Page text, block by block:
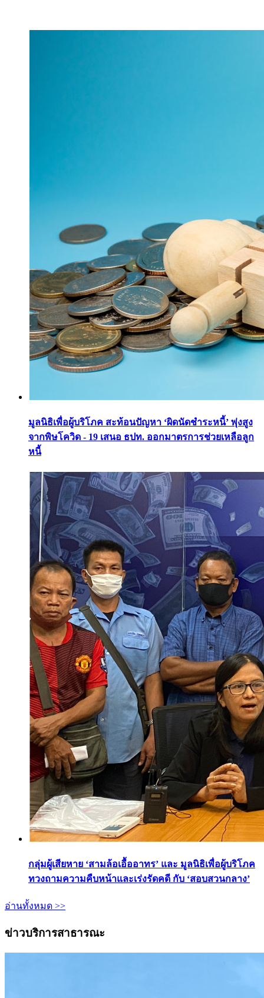
มูลนิธิเพื่อผู้บริโภค สะท้อนปัญหา ‘ผิดนัดชำระหนี้’ พุ่งสูง
จากพิษโควิด - 19 เสนอ ธปท. ออกมาตรการช่วยเหลือลูก
หนี้
กลุ่มผู้เสียหาย ‘สามล้อเอื้ออาทร’ และ มูลนิธิเพื่อผู้บริโภค
ทวงถามความคืบหน้าและเร่งรัดคดี กับ ‘สอบสวนกลาง’
อ่านทั้งหมด >>
ข่าวบริการสาธารณะ